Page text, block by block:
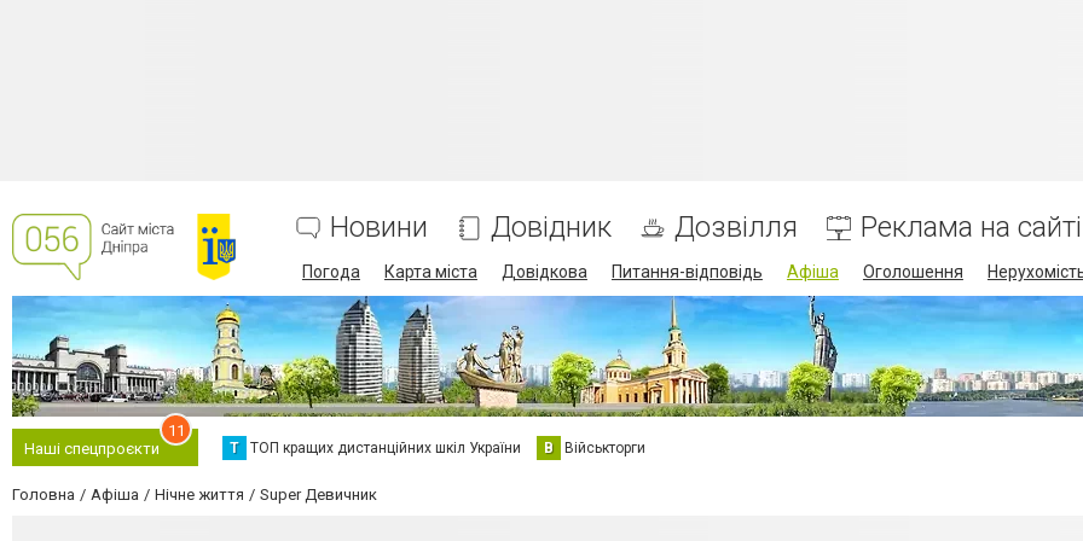
Новини Довідник Дозвілля Реклама на сайті
Погода Карта міста Довідкова Питання-відповідь Афіша Оголошення
Наші спецпроєкти
11
Т ТОП кращих дистанційних шкіл України В Військторги
Головна Афіша Нічне життя Super Девичник